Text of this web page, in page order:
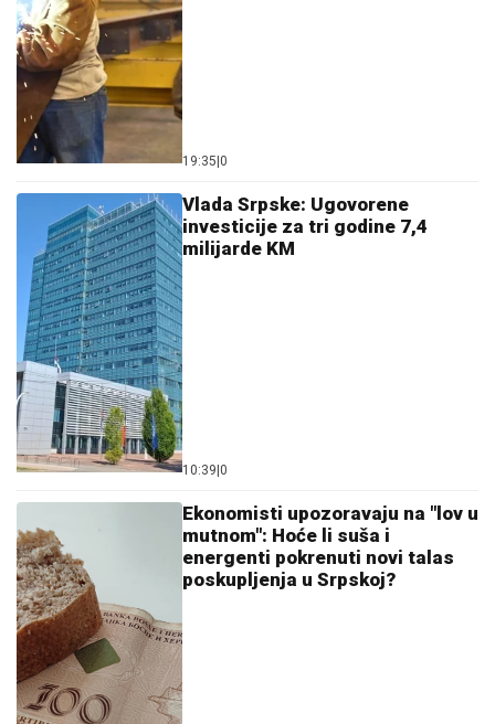
19:35 0
Vlada Srpske: Ugovorene
investicije za tri godine 7,4
milijarde KM
10:39 0
Ekonomisti upozoravaju na "lov u
mutnom": Hoće li suša i
energenti pokrenuti novi talas
poskupljenja u Srpskoj?